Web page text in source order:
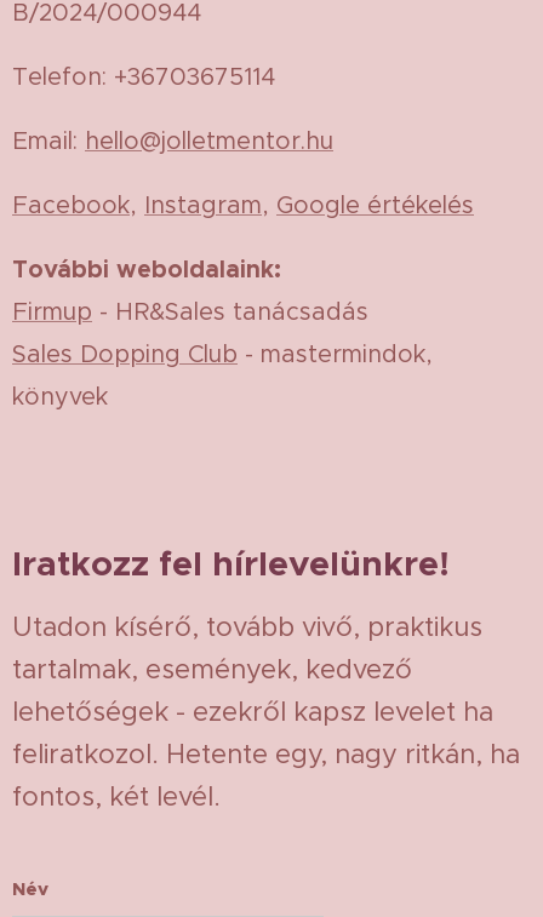
B/2024/000944
Telefon: +36703675114
Email: hello@jolletmentor.hu
Facebook, Instagram, Google értékelés
További weboldalaink:
Firmup - HR&Sales tanácsadás
Sales Dopping Club - mastermindok,
könyvek
Iratkozz fel hírlevelünkre!
Utadon kísérő, tovább vivő, praktikus
tartalmak, események, kedvező
lehetőségek - ezekről kapsz levelet ha
feliratkozol. Hetente egy, nagy ritkán, ha
fontos, két levél.
Név